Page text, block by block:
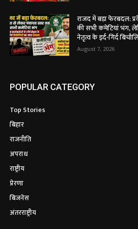
राजद में बड़ा फेरबदल:
की सभी कमेटियां भंग,
नेतृत्व के इर्द-गिर्द
August 7, 2026
POPULAR CATEGORY
Top Stories
बिहार
राजनीति
अपराध
राष्ट्रीय
प्रेरणा
बिजनेस
अंतरराष्ट्रीय